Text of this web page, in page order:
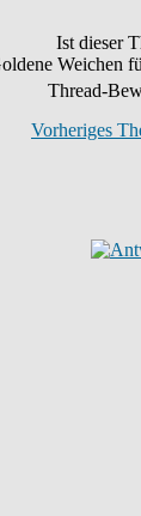
Ist dieser
Weichen
Thread-
Vorheriges